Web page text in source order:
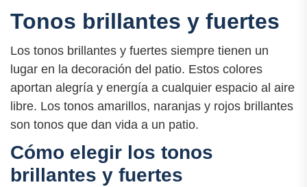
Tonos brillantes y fuertes
Los tonos brillantes y fuertes siempre tienen un
lugar en la decoración del patio. Estos colores
aportan alegría y energía a cualquier espacio al aire
libre. Los tonos amarillos, naranjas y rojos brillantes
son tonos que dan vida a un patio.
Cómo elegir los tonos
brillantes y fuertes